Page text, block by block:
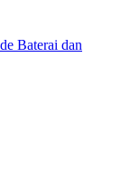
Baterai dan